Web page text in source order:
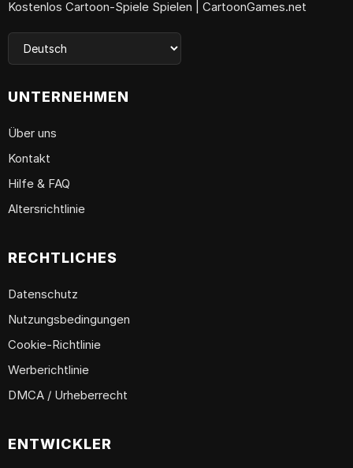
Kostenlos Cartoon-Spiele Spielen | CartoonGames.net
UNTERNEHMEN
Über uns
Kontakt
Hilfe & FAQ
Altersrichtlinie
RECHTLICHES
Datenschutz
Nutzungsbedingungen
Cookie-Richtlinie
Werberichtlinie
DMCA / Urheberrecht
ENTWICKLER